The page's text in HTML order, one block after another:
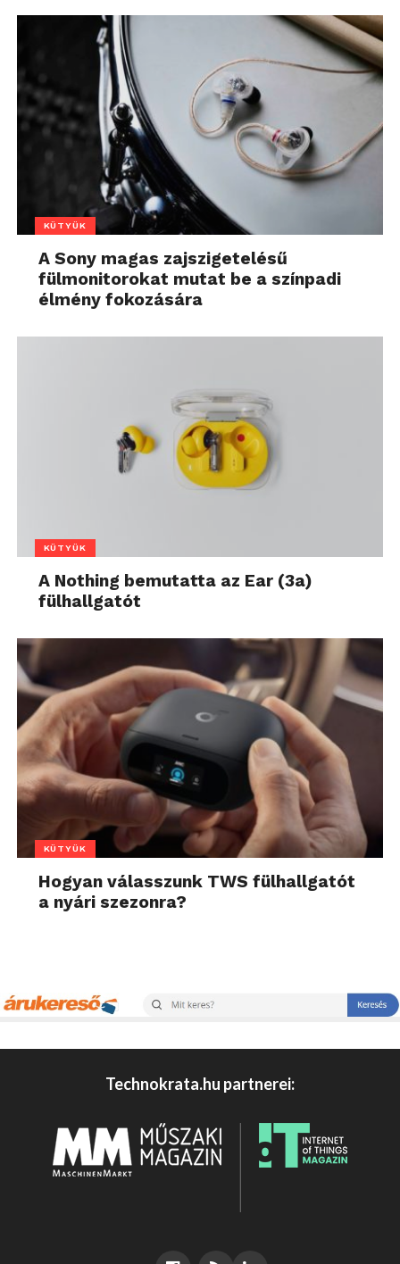
KÜTYÜK
A Sony magas zajszigetelésű
fülmonitorokat mutat be a színpadi
élmény fokozására
KÜTYÜK
A Nothing bemutatta az Ear (3a)
fülhallgatót
KÜTYÜK
Hogyan válasszunk TWS fülhallgatót
a nyári szezonra?
Technokrata.hu partnerei: